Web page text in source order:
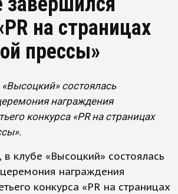
на страницах
прессы»
состоялась
награждения
конкурса «PR на страницах
в клубе «Высоцкий» состоялась
награждения
конкурса «PR на страницах